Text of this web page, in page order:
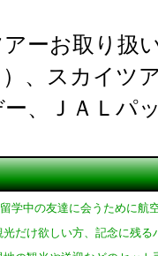
ーお取り扱
、スカイツ
、ＪＡＬパ
学中の友達に会うために航
だけ欲しい方、記念に残る